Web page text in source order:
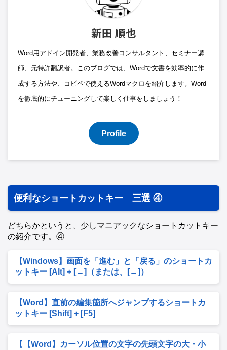
新田 順也
Word用アドイン開発者、業務改善コンサルタント、セミナー講
師、元特許翻訳者。このブログでは、Wordで文書を効率的に作
成する方法や、コピペで使えるWordマクロを紹介します。Word
を徹底的にチューニングして楽しく仕事をしましょう！
Profile
便利なショートカットキー 三選 ④
どちらかというと、少しマニアックなショートカットキー
の紹介です。④
【Windows】画面を「進む」と「戻る」のショートカ
ットキー [Alt] + [←]（または、[→]）
【Word】直前の編集箇所へジャンプするショートカ
ットキー [Shift] + [F5]
【【Word】カーソル位置の文字の先頭文字の大・小